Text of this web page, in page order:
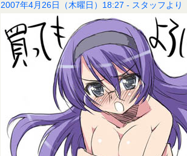
2007年4月26日（木曜日）18:27 - スタッフより